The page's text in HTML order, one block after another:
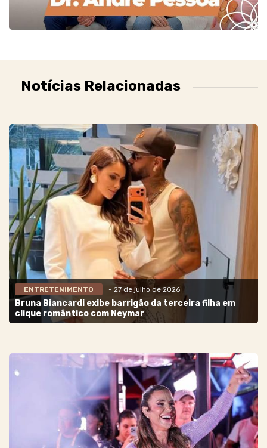
Notícias Relacionadas
ENTRETENIMENTO - 27 de julho de 2026
Bruna Biancardi exibe barrigão da terceira filha em
clique romântico com Neymar